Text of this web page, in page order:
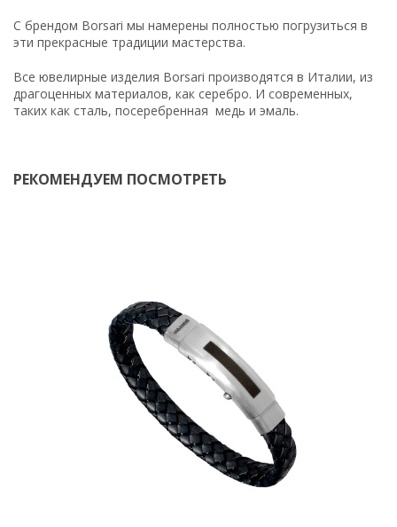
С брендом Borsari мы намерены полностью погрузиться в
эти прекрасные традиции мастерства.
Все ювелирные изделия Borsari производятся в Италии, из
драгоценных материалов, как серебро. И современных,
таких как сталь, посеребренная медь и эмаль.
РЕКОМЕНДУЕМ ПОСМОТРЕТЬ